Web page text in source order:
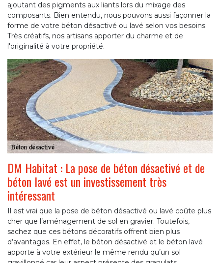
ajoutant des pigments aux liants lors du mixage des
composants. Bien entendu, nous pouvons aussi façonner la
forme de votre béton désactivé ou lavé selon vos besoins.
Très créatifs, nos artisans apporter du charme et de
l'originalité à votre propriété.
DM Habitat : La pose de béton désactivé et de
béton lavé est un investissement très
intéressant
Il est vrai que la pose de béton désactivé ou lavé coûte plus
cher que l’aménagement de sol en gravier. Toutefois,
sachez que ces bétons décoratifs offrent bien plus
d’avantages. En effet, le béton désactivé et le béton lavé
apporte à votre extérieur le même rendu qu’un sol